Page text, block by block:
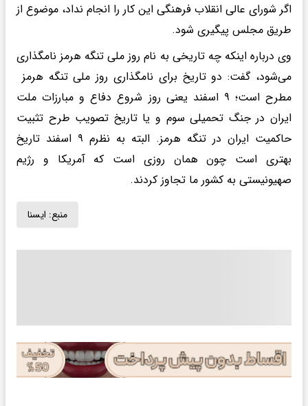
اگر شورای عالی انقلاب فرهنگی این کار را انجام نداد، موضوع از
طریق مجلس پیگیری شود.
وی درباره اینکه چه تاریخی به نام روز ملی تنگه هرمز نامگذاری
می‌شود، گفت: دو تاریخ برای نامگذاری روز ملی تنگه هرمز
مطرح است؛ ۹ اسفند یعنی روز شروع دفاع و مبارزات ملت
ایران در جنگ تحمیلی سوم و یا تاریخ تصویب طرح تثبیت
حاکمیت ایران در تنگه هرمز. البته به نظرم ۹ اسفند تاریخ
بهتری است چون همان روزی است که آمریکا و رژیم
صهیونیستی به کشور ما تجاوز کردند.
منبع: ايسنا